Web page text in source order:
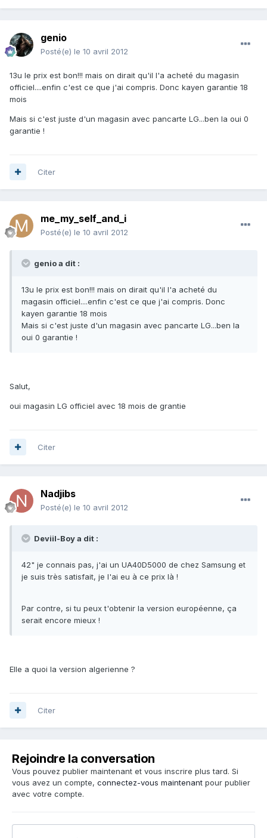
genio
Posté(e) le 10 avril 2012
13u le prix est bon!!! mais on dirait qu'il l'a acheté du magasin
officiel....enfin c'est ce que j'ai compris. Donc kayen garantie 18
mois
Mais si c'est juste d'un magasin avec pancarte LG...ben la oui 0
garantie !
Citer
me_my_self_and_i
Posté(e) le 10 avril 2012
genio a dit :
13u le prix est bon!!! mais on dirait qu'il l'a acheté du
magasin officiel....enfin c'est ce que j'ai compris. Donc
kayen garantie 18 mois
Mais si c'est juste d'un magasin avec pancarte LG...ben la
oui 0 garantie !
Salut,
oui magasin LG officiel avec 18 mois de grantie
Citer
Nadjibs
Posté(e) le 10 avril 2012
Deviil-Boy a dit :
42" je connais pas, j'ai un UA40D5000 de chez Samsung et
je suis très satisfait, je l'ai eu à ce prix là !
Par contre, si tu peux t'obtenir la version européenne, ça
serait encore mieux !
Elle a quoi la version algerienne ?
Citer
Rejoindre la conversation
Vous pouvez publier maintenant et vous inscrire plus tard. Si
vous avez un compte, connectez-vous maintenant pour publier
avec votre compte.